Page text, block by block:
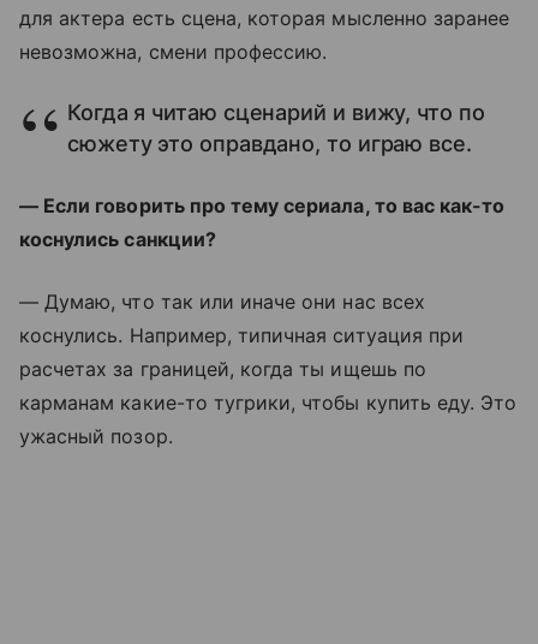
для актера есть сцена, которая мысленно заранее
невозможна, смени профессию.
Когда я читаю сценарий и вижу, что по
сюжету это оправдано, то играю все.
— Если говорить про тему сериала, то вас как-то
коснулись санкции?
— Думаю, что так или иначе они нас всех
коснулись. Например, типичная ситуация при
расчетах за границей, когда ты ищешь по
карманам какие-то тугрики, чтобы купить еду. Это
ужасный позор.